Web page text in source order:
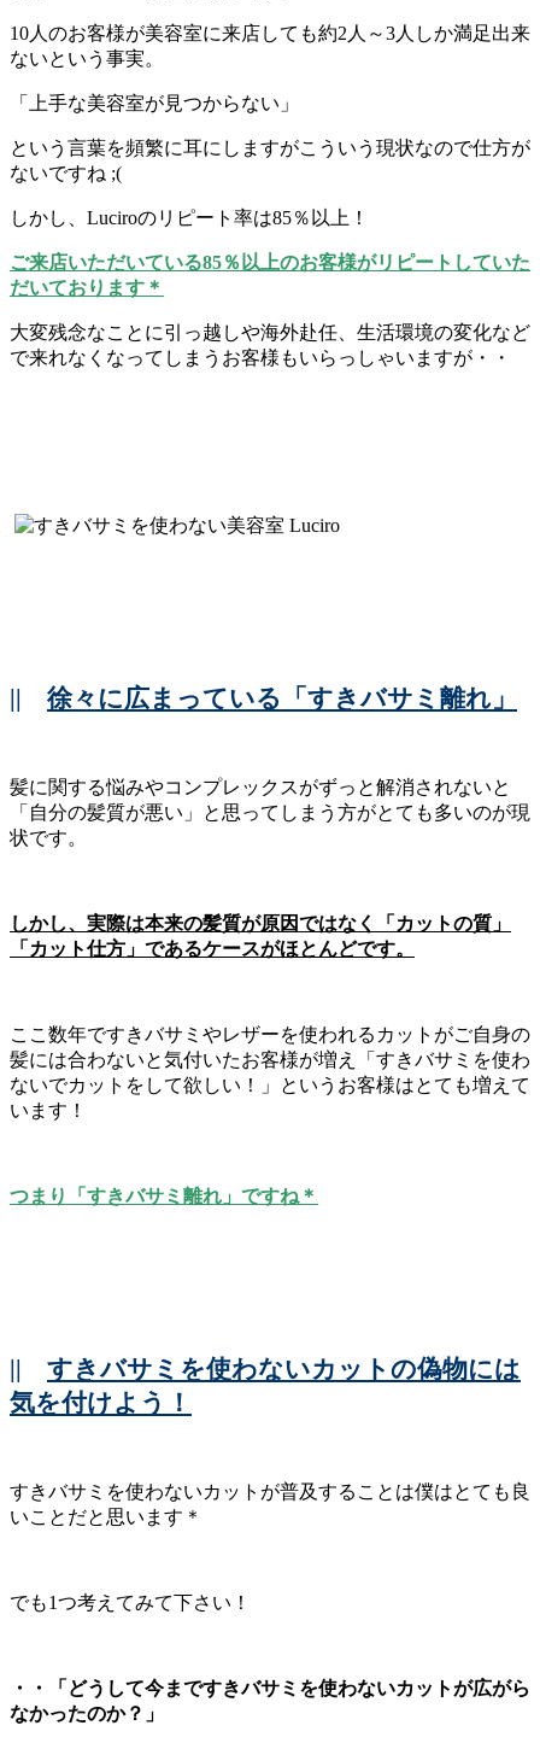
10人のお客様が美容室に来店しても約2人～3人しか満足出来
ないという事実。
「上手な美容室が見つからない」
という言葉を頻繁に耳にしますがこういう現状なので仕方が
ないですね ;(
しかし、Luciroのリピート率は85％以上！
ご来店いただいている85％以上のお客様がリピートしていた
だいております＊
大変残念なことに引っ越しや海外赴任、生活環境の変化など
で来れなくなってしまうお客様もいらっしゃいますが・・
|| 徐々に広まっている「すきバサミ離れ」
髪に関する悩みやコンプレックスがずっと解消されないと
「自分の髪質が悪い」と思ってしまう方がとても多いのが現
状です。
しかし、実際は本来の髪質が原因ではなく「カットの質」
「カット仕方」であるケースがほとんどです。
ここ数年ですきバサミやレザーを使われるカットがご自身の
髪には合わないと気付いたお客様が増え「すきバサミを使わ
ないでカットをして欲しい！」というお客様はとても増えて
います！
つまり「すきバサミ離れ」ですね＊
|| すきバサミを使わないカットの偽物には
気を付けよう！
すきバサミを使わないカットが普及することは僕はとても良
いことだと思います＊
でも1つ考えてみて下さい！
・・「どうして今まですきバサミを使わないカットが広がら
なかったのか？」